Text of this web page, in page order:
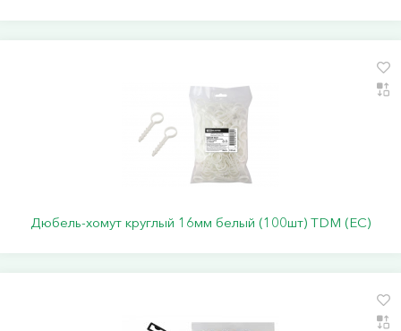
Дюбель-хомут круглый 16мм белый (100шт) TDM (ЕС)